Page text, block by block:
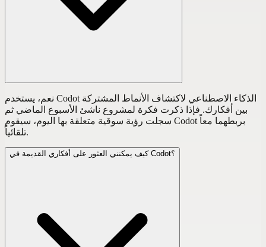
نعم، يستخدم Codot الذكاء الاصطناعي لاكتشاف الأنماط المشتركة
بين أفكارك. فإذا ذكرت فكرة لمشروع ناشئ الأسبوع الماضي ثم
سجلت رؤية سوقية متعلقة بها اليوم، سيقوم Codot بربطهما معاً
تلقائياً.
كيف يمكنني العثور على أفكاري القديمة في Codot؟